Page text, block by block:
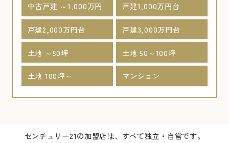
中古戸建 ～1,000万円 戸建1,000万円台
戸建2,000万円台 戸建3,000万円台
土地 ～50坪 土地 50～100坪
土地 100坪～ マンション
センチュリー21の加盟店は、すべて独立・自営です。